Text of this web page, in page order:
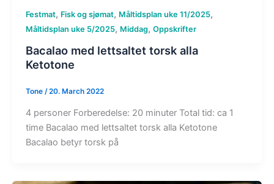
Festmat, Fisk og sjømat, Måltidsplan uke 11/2025,
Måltidsplan uke 5/2025, Middag, Oppskrifter
Bacalao med lettsaltet torsk alla
Ketotone
Tone /20. March 2022
4 personer Forberedelse: 20 minuter Total tid: ca 1
time Bacalao med lettsaltet torsk alla Ketotone
Bacalao betyr torsk på